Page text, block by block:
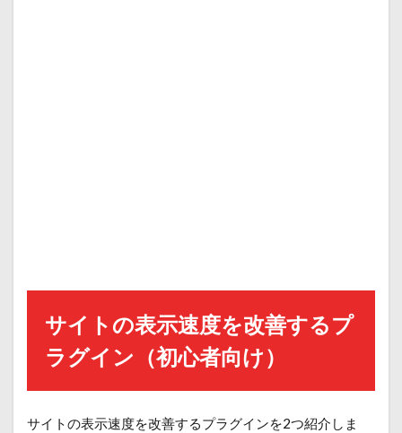
サイトの表示速度を改善するプ
ラグイン（初心者向け）
サイトの表示速度を改善するプラグインを2つ紹介しま